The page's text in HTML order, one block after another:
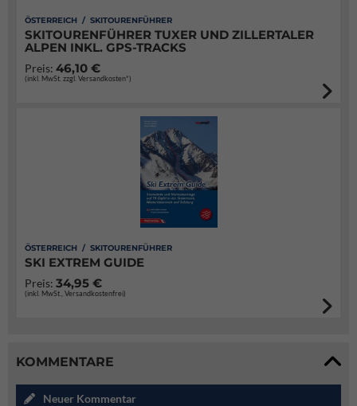
ÖSTERREICH / SKITOURENFÜHRER
SKITOURENFÜHRER TUXER UND ZILLERTALER
ALPEN INKL. GPS-TRACKS
Preis: 46,10 €
(inkl. MwSt. zzgl. Versandkosten*)
ÖSTERREICH / SKITOURENFÜHRER
SKI EXTREM GUIDE
Preis: 34,95 €
(inkl. MwSt., Versandkostenfrei)
KOMMENTARE
Neuer Kommentar